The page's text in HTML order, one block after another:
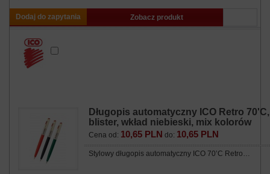
Dodaj do zapytania Zobacz produkt
Długopis automatyczny ICO Retro 70'C,
blister, wkład niebieski, mix kolorów
Cena od: 10,65 PLN do: 10,65 PLN
Stylowy długopis automatyczny ICO 70’C Retro…